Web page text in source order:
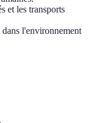
et les transports
l'environnement